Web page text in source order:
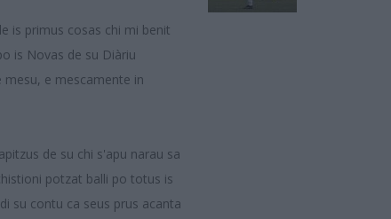
is primus cosas chi mi benit
is Novas de su Diàriu
mesu, e mescamente in
de su chi s'apu narau sa
potzat balli po totus is
su contu ca seus prus acanta